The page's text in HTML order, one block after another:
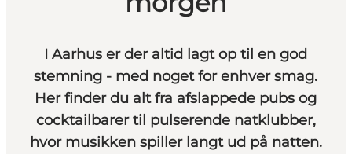
I Aarhus er der altid lagt op til en god
stemning - med noget for enhver smag.
Her finder du alt fra afslappede pubs og
cocktailbarer til pulserende natklubber,
hvor musikken spiller langt ud på natten.